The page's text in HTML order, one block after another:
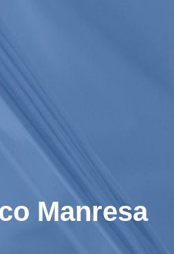
Manresa